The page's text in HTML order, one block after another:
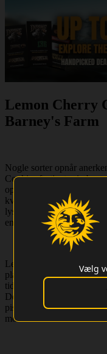
Lemon Cherry
Barney's Farm
Nogle sorter opnår
Cookies fortjente sin
oplevelse. Ved at krydse
kvalitetscannabis
lysplaner, ingen
enestående cannabis på
Lemon Cherry Cookies
plante, der metodisk
tidligt og fører til en
Dens farve skifter fra rige
pistiller og et tykt
modenhed.
Vælg